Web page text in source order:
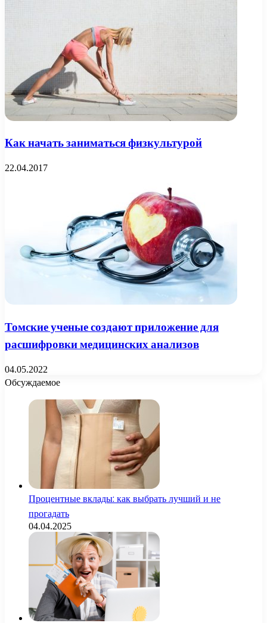
Как начать заниматься физкультурой
22.04.2017
Томские ученые создают приложение для
расшифровки медицинских анализов
04.05.2022
Обсуждаемое
Процентные вклады: как выбрать лучший и не
прогадать
04.04.2025